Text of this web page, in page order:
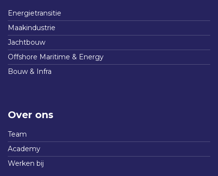
Energietransitie
Maakindustrie
Jachtbouw
Offshore Maritime & Energy
Bouw & Infra
Over ons
Team
Academy
Werken bij